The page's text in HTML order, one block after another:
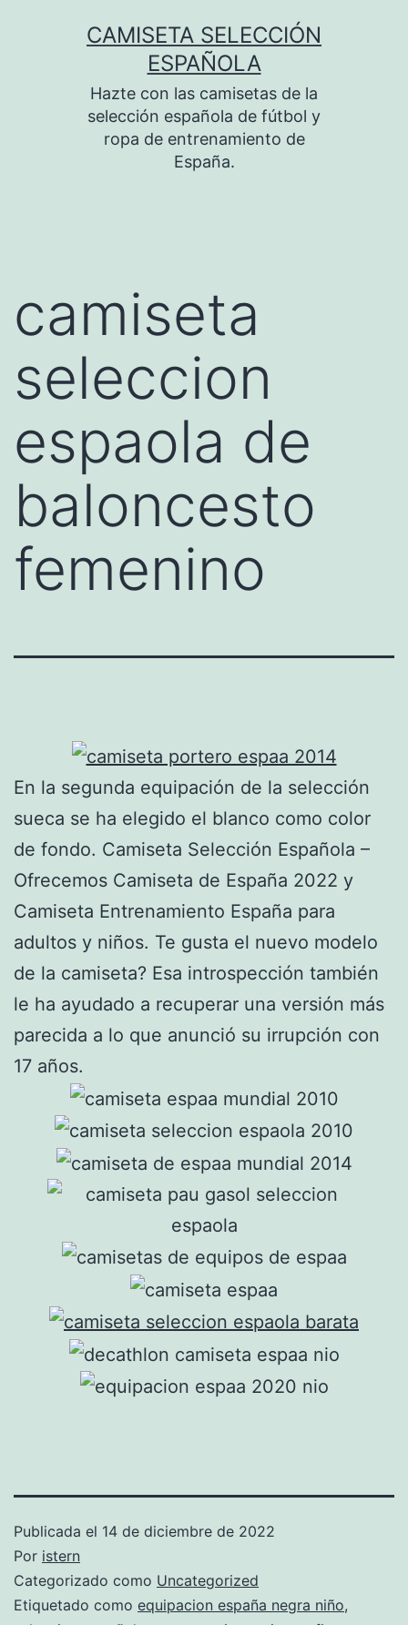
CAMISETA SELECCIÓN
ESPAÑOLA
Hazte con las camisetas de la
selección española de fútbol y
ropa de entrenamiento de
España.
camiseta
seleccion
espaola de
baloncesto
femenino
En la segunda equipación de la selección
sueca se ha elegido el blanco como color
de fondo. Camiseta Selección Española –
Ofrecemos Camiseta de España 2022 y
Camiseta Entrenamiento España para
adultos y niños. Te gusta el nuevo modelo
de la camiseta? Esa introspección también
le ha ayudado a recuperar una versión más
parecida a lo que anunció su irrupción con
17 años.
Publicada el 14 de diciembre de 2022
Por istern
Categorizado como Uncategorized
Etiquetado como equipacion españa negra niño,